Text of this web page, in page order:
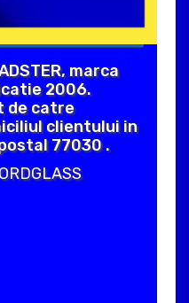
marca
2006.
de catre
clientului in
postal 77030 .